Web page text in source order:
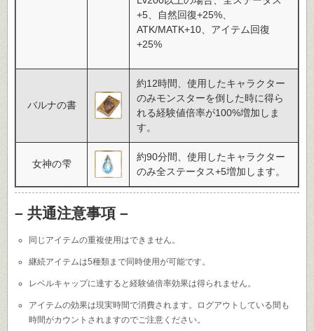
+5、自然回復+25%、
ATK/MATK+10、アイテム回復
+25%
バルナの書
約12時間、使用したキャラクター
のみモンスターを倒した時に得ら
れる経験値倍率が100%増加しま
す。
女神の雫
約90分間、使用したキャラクター
のみ全ステータス+5増加します。
– 共通注意事項 –
同じアイテムの重複使用はできません。
継続アイテムは5種類まで同時使用が可能です。
レベルキャップに達すると経験値倍率効果は得られません。
アイテムの効果は現実時間で消費されます。ログアウトしている間も
時間がカウントされますのでご注意ください。